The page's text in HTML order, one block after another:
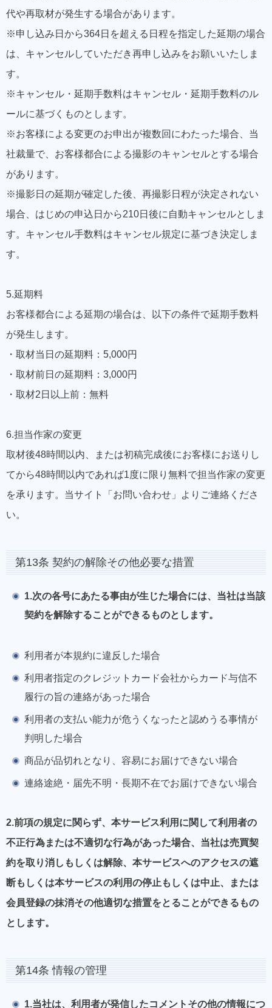
代や再取材が発生する場合があります。
※申し込み日から364日を超える日程を指定した延期の場合
は、キャンセルしていただき再申し込みをお願いいたしま
す。
※キャンセル・延期手数料はキャンセル・延期手数料のル
ールに基づくものとします。
※お客様による変更のお申出が複数回にわたった場合、当
社裁量で、お客様都合による撮影のキャンセルとする場合
があります。
※撮影日の延期が確定した後、再撮影日程が決定されない
場合、はじめの申込日から210日後に自動キャンセルとしま
す。キャンセル手数料はキャンセル規定に基づき決定しま
す。
5.延期料
お客様都合による延期の場合は、以下の条件で延期手数料
が発生します。
・取材当日の延期料：5,000円
・取材前日の延期料：3,000円
・取材2日以上前：無料
6.担当作家の変更
取材後48時間以内、または初稿完成後にお客様にお送りし
てから48時間以内であれば1度に限り無料で担当作家の変更
を承ります。当サイト「お問い合わせ」よりご連絡くださ
い。
第13条 契約の解除その他必要な措置
1.次の各号にあたる事由が生じた場合には、当社は当該
契約を解除することができるものとします。
利用者が本規約に違反した場合
利用者指定のクレジットカード会社からカード与信不
履行の旨の連絡があった場合
利用者の支払い能力が危うくなったと認めうる事情が
判明した場合
商品が品切れとなり、容易にお届けできない場合
連絡途絶・届先不明・長期不在でお届けできない場合
2.前項の規定に関らず、本サービス利用に関して利用者の
不正行為または不適切な行為があった場合、当社は売買契
約を取り消しもしくは解除、本サービスへのアクセスの遮
断もしくは本サービスの利用の停止もしくは中止、または
会員登録の抹消その他適切な措置をとることができるもの
とします。
第14条 情報の管理
1.当社は、利用者が発信したコメントその他の情報につ